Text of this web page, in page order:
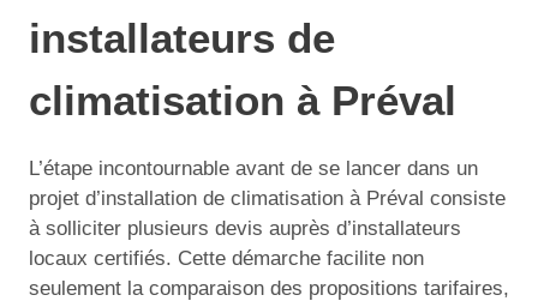
installateurs de
climatisation à Préval
L’étape incontournable avant de se lancer dans un
projet d’installation de climatisation à Préval consiste
à solliciter plusieurs devis auprès d’installateurs
locaux certifiés. Cette démarche facilite non
seulement la comparaison des propositions tarifaires,